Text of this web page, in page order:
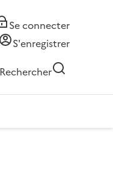
Se connecter
S'enregistrer
Rechercher